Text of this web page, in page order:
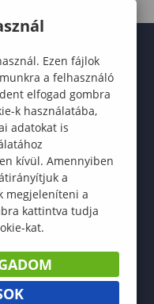
Ezen fájlok
a felhasználó
elfogad gombra
k használatába,
adatokat is
kívül. Amennyiben
a
megjeleníteni a
kattintva tudja
kat.